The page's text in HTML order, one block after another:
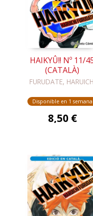
HAIKYÛ!! Nº 11/
(CATALÀ)
FURUDATE,
Disponible en 1 semana
8,50 €